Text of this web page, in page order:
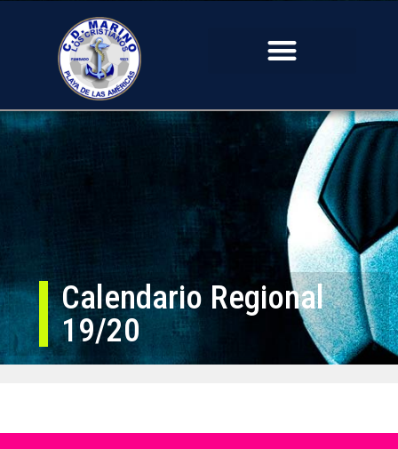
Calendario Regional
19/20